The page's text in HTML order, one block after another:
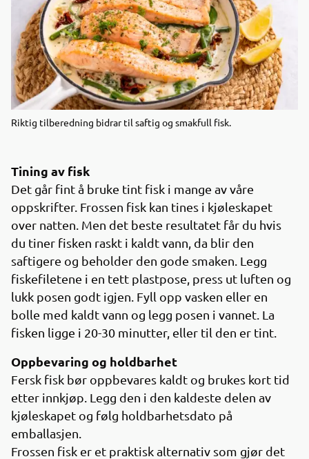
Riktig tilberedning bidrar til saftig og smakfull fisk.
Tining av fisk
Det går fint å bruke tint fisk i mange av våre
oppskrifter. Frossen fisk kan tines i kjøleskapet
over natten. Men det beste resultatet får du hvis
du tiner fisken raskt i kaldt vann, da blir den
saftigere og beholder den gode smaken. Legg
fiskefiletene i en tett plastpose, press ut luften og
lukk posen godt igjen. Fyll opp vasken eller en
bolle med kaldt vann og legg posen i vannet. La
fisken ligge i 20-30 minutter, eller til den er tint.
Oppbevaring og holdbarhet
Fersk fisk bør oppbevares kaldt og brukes kort tid
etter innkjøp. Legg den i den kaldeste delen av
kjøleskapet og følg holdbarhetsdato på
emballasjen.
Frossen fisk er et praktisk alternativ som gjør det